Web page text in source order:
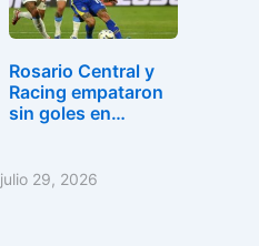
Rosario Central y
Racing empataron
sin goles en
julio 29, 2026